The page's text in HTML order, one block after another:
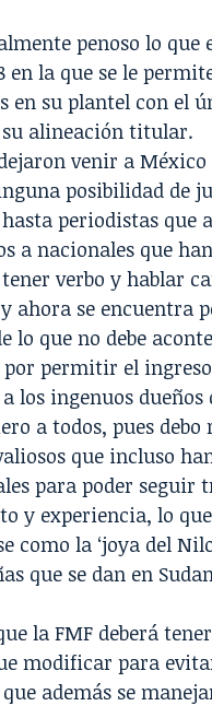
penoso lo
en la que se le
en su plantel con el
alineación titular.
venir a
posibilidad de
periodistas que
a nacionales que
verbo y hablar
se encuentra
lo que no debe
por permitir el
los ingenuos
a todos, pues
que incluso
para poder seguir
y experiencia, lo
como la ‘joya del
que se dan en
la FMF deberá
modificar para
además se